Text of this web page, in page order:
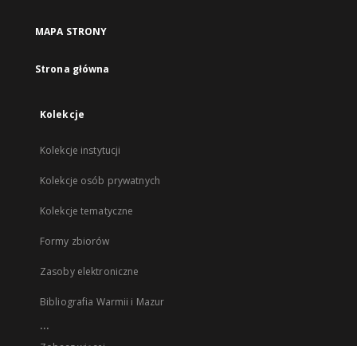
MAPA STRONY
Strona główna
Kolekcje
Kolekcje instytucji
Kolekcje osób prywatnych
Kolekcje tematyczne
Formy zbiorów
Zasoby elektroniczne
Bibliografia Warmii i Mazur
...